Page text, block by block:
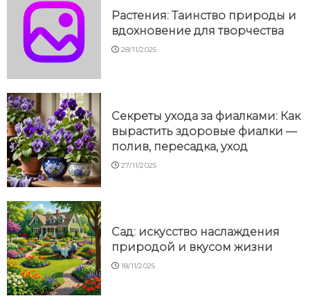
Растения: Таинство природы и
вдохновение для творчества
28/11/2025
Секреты ухода за фиалками: Как
вырастить здоровые фиалки —
полив, пересадка, уход
27/11/2025
Сад: искусство наслаждения
природой и вкусом жизни
18/11/2025